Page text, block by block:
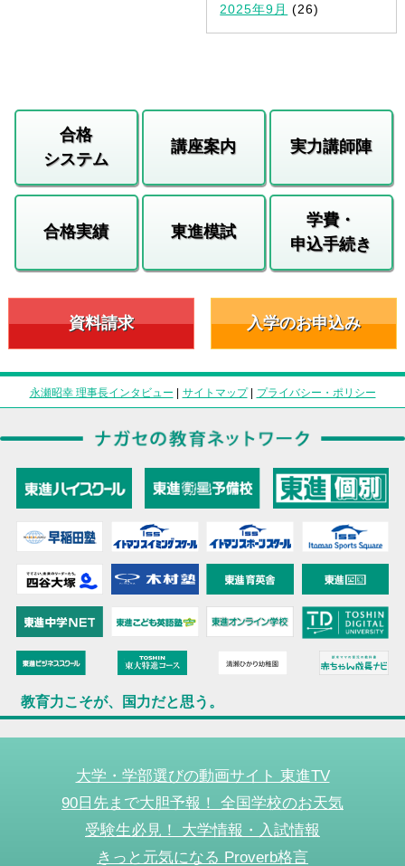
2025年9月 (26)
合格
システム
講座案内 実力講師陣
合格実績 東進模試
学費・
申込手続き
資料請求 入学のお申込み
永瀬昭幸 理事長インタビュー | サイトマップ| プライバシー・ポリシー
教育力こそが、国力だと思う。
大学・学部選びの動画サイト 東進TV
90日先まで大胆予報！ 全国学校のお天気
受験生必見！ 大学情報・入試情報
きっと元気になる Proverb格言